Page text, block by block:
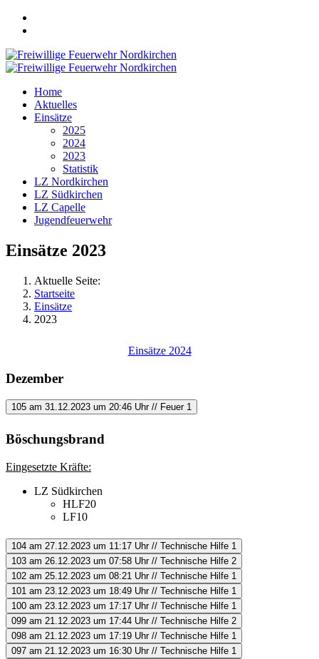
Home
Aktuelles
Einsätze
2025
2024
2023
Statistik
LZ Nordkirchen
LZ Südkirchen
LZ Capelle
Jugendfeuerwehr
Einsätze 2023
Aktuelle Seite:
Startseite
Einsätze
2023
Einsätze 2024
Dezember
105 am 31.12.2023 um 20:46 Uhr // Feuer 1
Böschungsbrand
Eingesetzte Kräfte:
LZ Südkirchen
HLF20
LF10
104 am 27.12.2023 um 11:17 Uhr // Technische Hilfe 1
103 am 26.12.2023 um 07:58 Uhr // Technische Hilfe 2
102 am 25.12.2023 um 08:21 Uhr // Technische Hilfe 1
101 am 23.12.2023 um 18:49 Uhr // Technische Hilfe 1
100 am 23.12.2023 um 17:17 Uhr // Technische Hilfe 1
099 am 21.12.2023 um 17:44 Uhr // Technische Hilfe 2
098 am 21.12.2023 um 17:19 Uhr // Technische Hilfe 1
097 am 21.12.2023 um 16:30 Uhr // Technische Hilfe 1